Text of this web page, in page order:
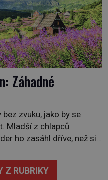
Záhadné
zvuku, jako by se
Mladší z chlapců
ho zasáhl dříve, než si
na břehu nebyl
házet. A když se […]
Z RUBRIKY